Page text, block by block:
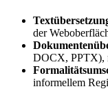
der
DOCX, PPTX),
informellem